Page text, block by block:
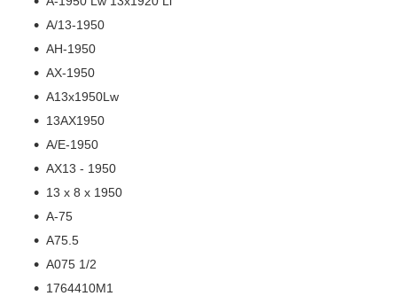
A/13-1950
AH-1950
AX-1950
A13x1950Lw
13AX1950
A/E-1950
AX13 - 1950
13 x 8 x 1950
A-75
A75.5
A075 1/2
1764410M1